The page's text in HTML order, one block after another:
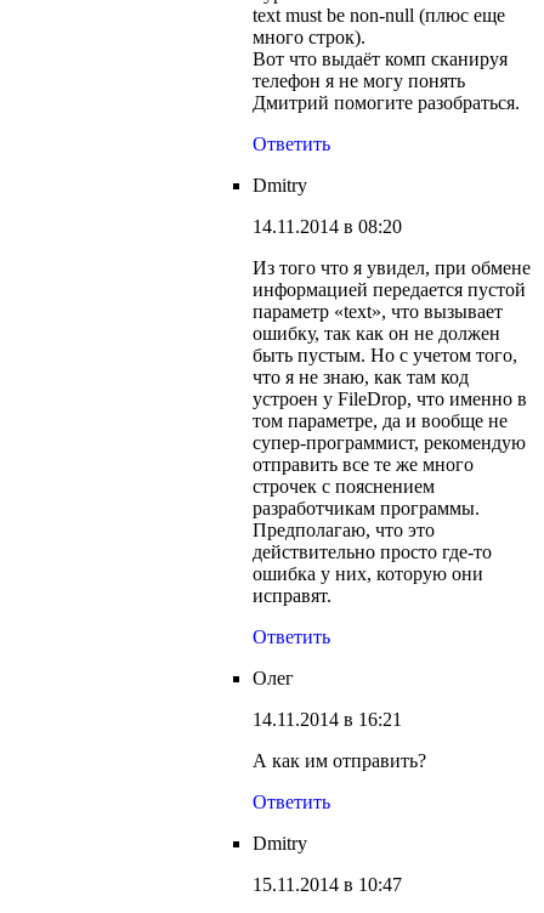
text must be non-null (плюс еще
много строк).
Вот что выдаёт комп сканируя
телефон я не могу понять
Дмитрий помогите разобраться.
Ответить
Dmitry
14.11.2014 в 08:20
Из того что я увидел, при обмене
информацией передается пустой
параметр «text», что вызывает
ошибку, так как он не должен
быть пустым. Но с учетом того,
что я не знаю, как там код
устроен у FileDrop, что именно в
том параметре, да и вообще не
супер-программист, рекомендую
отправить все те же много
строчек с пояснением
разработчикам программы.
Предполагаю, что это
действительно просто где-то
ошибка у них, которую они
исправят.
Ответить
Олег
14.11.2014 в 16:21
А как им отправить?
Ответить
Dmitry
15.11.2014 в 10:47